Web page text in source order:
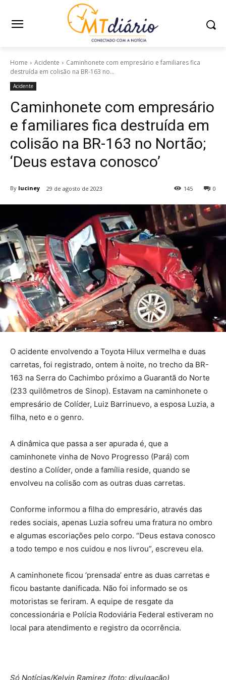
Home Acidente
Caminhonete com empresário e familiares fica
destruída em colisão na BR-163 no...
Acidente
Caminhonete com empresário
e familiares fica destruída em
colisão na BR-163 no Nortão;
‘Deus estava conosco’
By luciney 29 de agosto de 2023 0
145
O acidente envolvendo a Toyota Hilux vermelha e duas
carretas, foi registrado, ontem à noite, no trecho da BR-
163 na Serra do Cachimbo próximo a Guarantã do Norte
(233 quilômetros de Sinop). Estavam na caminhonete o
empresário de Colíder, Luiz Barrinuevo, a esposa Luzia, a
filha, neto e o genro.
A dinâmica que passa a ser apurada é, que a
caminhonete vinha de Novo Progresso (Pará) com
destino a Colíder, onde a família reside, quando se
envolveu na colisão com as outras duas carretas.
Conforme informou a filha do empresário, através das
redes sociais, apenas Luzia sofreu uma fratura no ombro
e algumas escoriações pelo corpo. “Deus estava conosco
a todo tempo e nos cuidou e nos livrou”, escreveu ela.
A caminhonete ficou ‘prensada’ entre as duas carretas e
ficou bastante danificada. Não foi informado se os
motoristas se feriram. A equipe de resgate da
concessionária e Polícia Rodoviária Federal estiveram no
local para atendimento e registro da ocorrência.
Só Notícias/Kelvin Ramirez (foto: divulgação)